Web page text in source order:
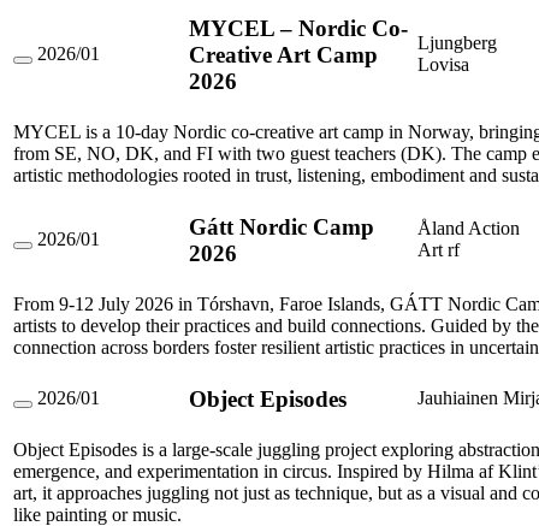
MYCEL
Co-
Creative
Art
Camp
2026/01
MYCEL – Nordic Co-
Creative Art Camp
2026
Ljungberg
Lovisa
MYCEL is a 10-day Nordic co-creative art camp in Norway,
from SE, NO, DK, and FI with two guest teachers (DK). The camp
artistic methodologies rooted in trust, listening, embodiment and
Gátt
2026
2026/01
Gátt Nordic Camp
2026
Åland Action
Art rf
From 9-12 July 2026 in Tórshavn, Faroe Islands, GÁTT Nordic
artists to develop their practices and build connections. Guided by
connection across borders foster resilient artistic practices in
Object
2026/01 Object Episodes Jauhiainen
Object Episodes is a large-scale juggling project exploring
emergence, and experimentation in circus. Inspired by Hilma af
art, it approaches juggling not just as technique, but as a visual and
like painting or music.